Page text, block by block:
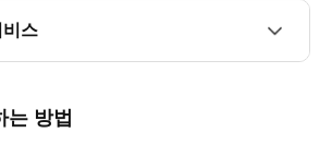
비스
는 방법